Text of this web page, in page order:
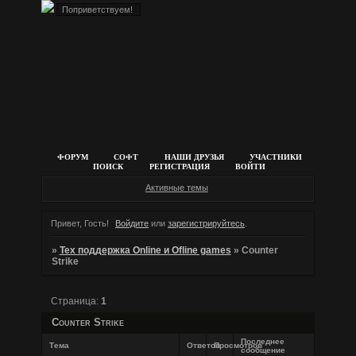
ФОРУМ СОФТ НАШИ ДРУЗЬЯ
УЧАСТНИКИ
ПОИСК
РЕГИСТРАЦИЯ ВОЙТИ
Активные темы
Привет, Гость! Войдите илизарегистрируйтесь
» Тех поддержка Online и Ofline games » Counter
Strike
Counter Strike
Страница: 1
Тема ОтветовПросмотровПоследнее
сообщение